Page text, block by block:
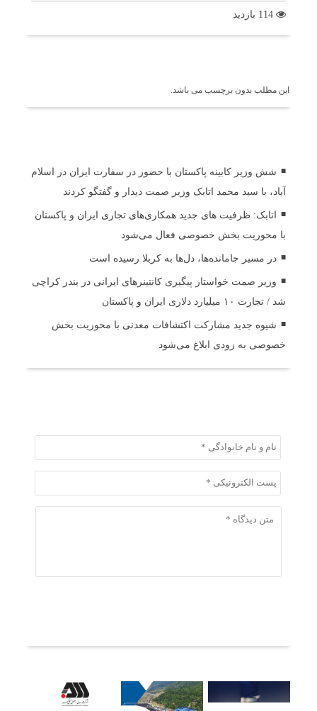
این مطلب بدون برچسب می باشد.
شش وزیر کابینه پاکستان با حضور در سفارت ایران در اسلام
آباد، با سید محمد اتابک وزیر صمت دیدار و گفتگو کردند
اتابک: ظرفیت های جدید همکاری‌های تجاری ایران و پاکستان
با محوریت بخش خصوصی فعال می‌شود
در مسیر جا‌مانده‌ها، دل‌ها به کربلا رسیده است
وزیر صمت خواستار پیگیری کانتینرهای ایرانی در بندر کراچی
شد / تجارت ۱۰ میلیارد دلاری ایران و پاکستان
شیوه جدید مشارکت اکتشافات معدنی با محوریت بخش
خصوصی به زودی ابلاغ می‌شود